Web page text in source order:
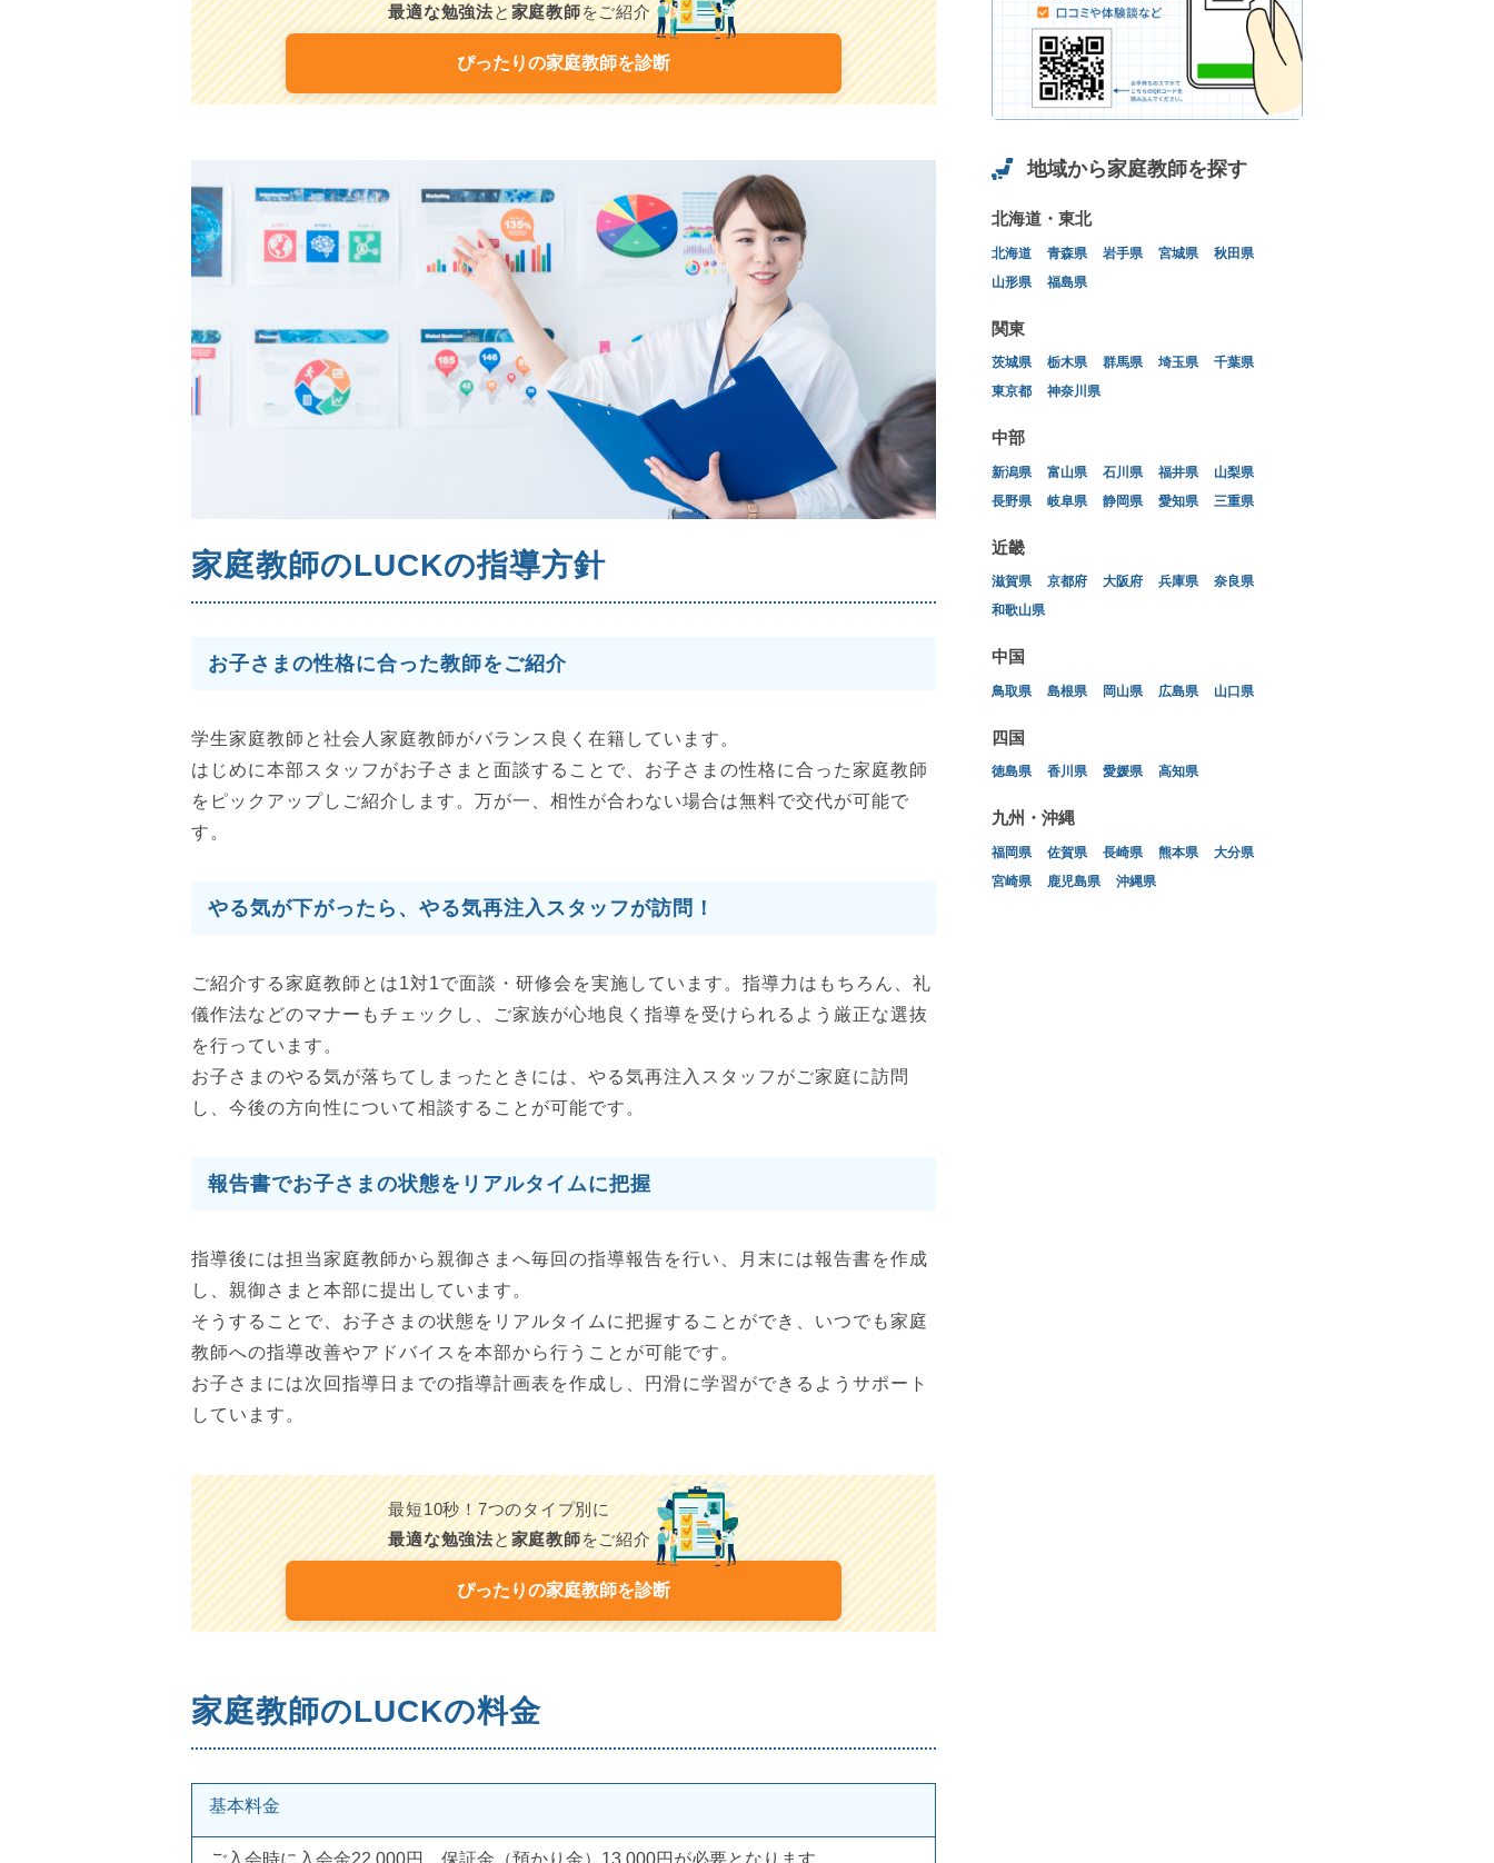
最適な勉強法と家庭教師をご紹介
ぴったりの家庭教師を診断
家庭教師のLUCKの指導方針
お子さまの性格に合った教師をご紹介
学生家庭教師と社会人家庭教師がバランス良く在籍しています。
はじめに本部スタッフがお子さまと面談することで、お子さまの性格に合った家庭教師
をピックアップしご紹介します。万が一、相性が合わない場合は無料で交代が可能で
す。
やる気が下がったら、やる気再注入スタッフが訪問！
ご紹介する家庭教師とは1対1で面談・研修会を実施しています。指導力はもちろん、礼
儀作法などのマナーもチェックし、ご家族が心地良く指導を受けられるよう厳正な選抜
を行っています。
お子さまのやる気が落ちてしまったときには、やる気再注入スタッフがご家庭に訪問
し、今後の方向性について相談することが可能です。
報告書でお子さまの状態をリアルタイムに把握
指導後には担当家庭教師から親御さまへ毎回の指導報告を行い、月末には報告書を作成
し、親御さまと本部に提出しています。
そうすることで、お子さまの状態をリアルタイムに把握することができ、いつでも家庭
教師への指導改善やアドバイスを本部から行うことが可能です。
お子さまには次回指導日までの指導計画表を作成し、円滑に学習ができるようサポート
しています。
最短10秒！7つのタイプ別に
最適な勉強法と家庭教師をご紹介
ぴったりの家庭教師を診断
家庭教師のLUCKの料金
基本料金
ご入会時に入会金22,000円、保証金（預かり金）13,000円が必要となります。
地域から家庭教師を探す
北海道・東北
北海道 青森県 岩手県 宮城県
秋田県
山形県
福島県
関東
茨城県 栃木県 群馬県 埼玉県
千葉県
東京都
神奈川県
中部
新潟県 富山県 石川県 福井県
山梨県
長野県
岐阜県 静岡県 愛知県 三重県
近畿
滋賀県 京都府 大阪府 兵庫県
奈良県
和歌山県
中国
鳥取県 島根県 岡山県 広島県 山口県
四国
徳島県 香川県 愛媛県 高知県
九州・沖縄
福岡県 佐賀県 長崎県 熊本県
大分県
宮崎県
鹿児島県 沖縄県